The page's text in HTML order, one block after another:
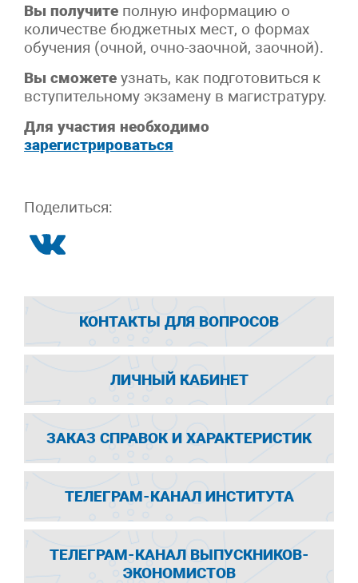
Вы получите полную информацию о
количестве бюджетных мест, о формах
обучения (очной, очно-заочной, заочной).
Вы сможете узнать, как подготовиться к
вступительному экзамену в магистратуру.
Для участия необходимо
зарегистрироваться
Поделиться:
КОНТАКТЫ ДЛЯ ВОПРОСОВ
ЛИЧНЫЙ КАБИНЕТ
ЗАКАЗ СПРАВОК И ХАРАКТЕРИСТИК
ТЕЛЕГРАМ-КАНАЛ ИНСТИТУТА
ТЕЛЕГРАМ-КАНАЛ ВЫПУСКНИКОВ-
ЭКОНОМИСТОВ